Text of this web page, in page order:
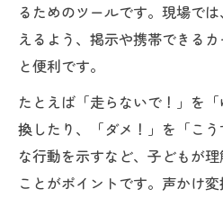
るためのツールです。現場で
えるよう、掲示や携帯できる
と便利です。
たとえば「走らないで！」を
換したり、「ダメ！」を「こ
な行動を示すなど、子どもが
ことがポイントです。声かけ